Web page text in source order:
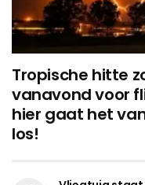
Tropische hitte
vanavond voor
hier gaat het
los!